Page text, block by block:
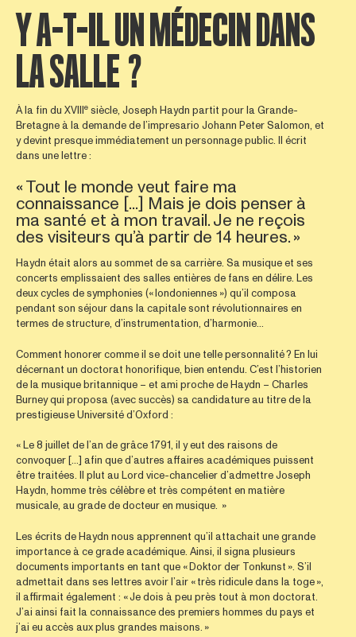
Y A-T-IL UN MÉDECIN DANS
LA SALLE ?
À la fin du XVIIIesiècle, Joseph Haydn partit pour la Grande-
Bretagne à la demande de l’impresario Johann Peter Salomon, et
y devint presque immédiatement un personnage public. Il écrit
dans une lettre :
« Tout le monde veut faire ma
connaissance [...] Mais je dois penser à
ma santé et à mon travail. Je ne reçois
des visiteurs qu’à partir de 14 heures. »
Haydn était alors au sommet de sa carrière. Sa musique et ses
concerts emplissaient des salles entières de fans en délire. Les
deux cycles de symphonies (« londoniennes ») qu’il composa
pendant son séjour dans la capitale sont révolutionnaires en
termes de structure, d’instrumentation, d’harmonie...
Comment honorer comme il se doit une telle personnalité ? En lui
décernant un doctorat honorifique, bien entendu. C’est l’historien
de la musique britannique – et ami proche de Haydn – Charles
Burney qui proposa (avec succès) sa candidature au titre de la
prestigieuse Université d’Oxford :
« Le 8 juillet de l’an de grâce 1791, il y eut des raisons de
convoquer [...] afin que d’autres affaires académiques puissent
être traitées. Il plut au Lord vice-chancelier d’admettre Joseph
Haydn, homme très célèbre et très compétent en matière
musicale, au grade de docteur en musique. »
Les écrits de Haydn nous apprennent qu’il attachait une grande
importance à ce grade académique. Ainsi, il signa plusieurs
documents importants en tant que « Doktor der Tonkunst ». S’il
admettait dans ses lettres avoir l’air « très ridicule dans la toge »,
il affirmait également : « Je dois à peu près tout à mon doctorat.
J’ai ainsi fait la connaissance des premiers hommes du pays et
j’ai eu accès aux plus grandes maisons. »